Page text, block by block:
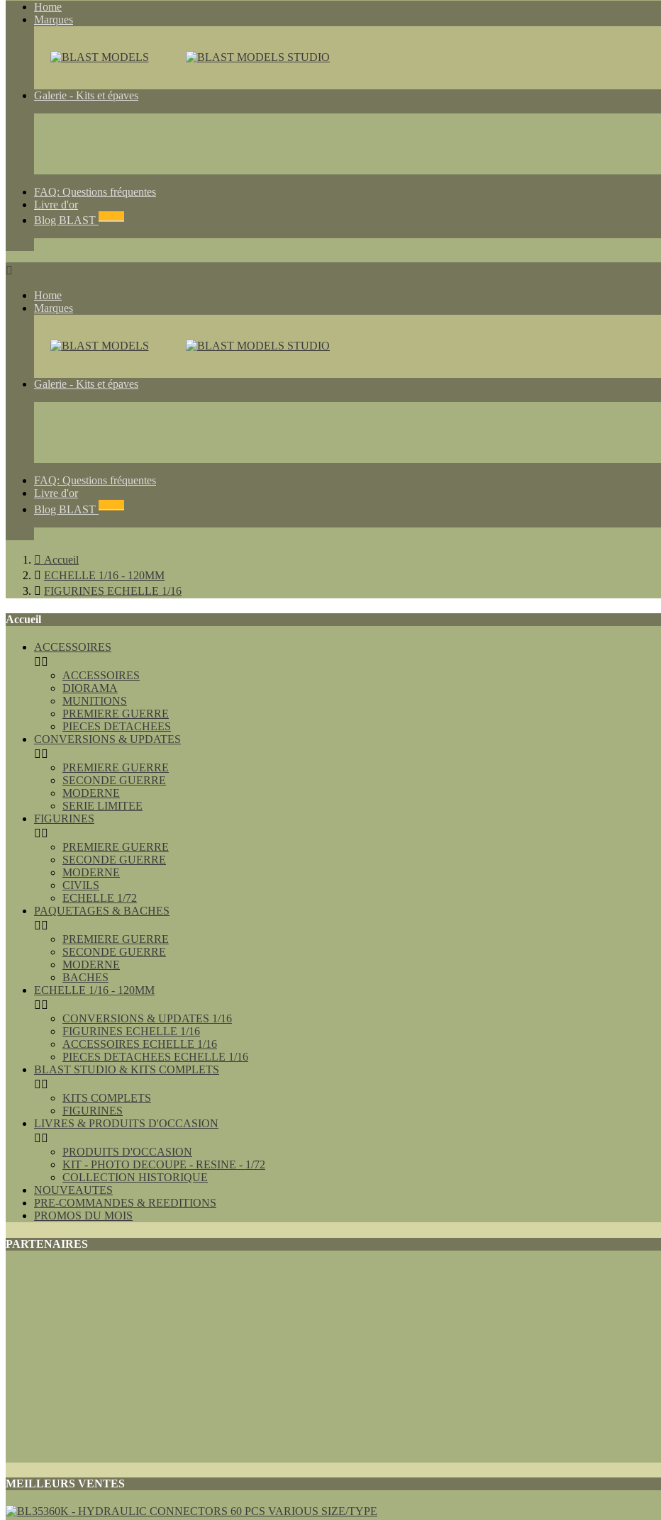
Home
Marques
Galerie - Kits et épaves
FAQ: Questions fréquentes
Livre d'or
Blog BLAST

Home
Marques
Galerie - Kits et épaves
FAQ: Questions fréquentes
Livre d'or
Blog BLAST
 Accueil
 ECHELLE 1/16 - 120MM
 FIGURINES ECHELLE 1/16
Accueil
ACCESSOIRES
 
ACCESSOIRES
DIORAMA
MUNITIONS
PREMIERE GUERRE
PIECES DETACHEES
CONVERSIONS & UPDATES
 
PREMIERE GUERRE
SECONDE GUERRE
MODERNE
SERIE LIMITEE
FIGURINES
 
PREMIERE GUERRE
SECONDE GUERRE
MODERNE
CIVILS
ECHELLE 1/72
PAQUETAGES & BACHES
 
PREMIERE GUERRE
SECONDE GUERRE
MODERNE
BACHES
ECHELLE 1/16 - 120MM
 
CONVERSIONS & UPDATES 1/16
FIGURINES ECHELLE 1/16
ACCESSOIRES ECHELLE 1/16
PIECES DETACHEES ECHELLE 1/16
BLAST STUDIO & KITS COMPLETS
 
KITS COMPLETS
FIGURINES
LIVRES & PRODUITS D'OCCASION
 
PRODUITS D'OCCASION
KIT - PHOTO DECOUPE - RESINE - 1/72
COLLECTION HISTORIQUE
NOUVEAUTES
PRE-COMMANDES & REEDITIONS
PROMOS DU MOIS
PARTENAIRES
MEILLEURS VENTES